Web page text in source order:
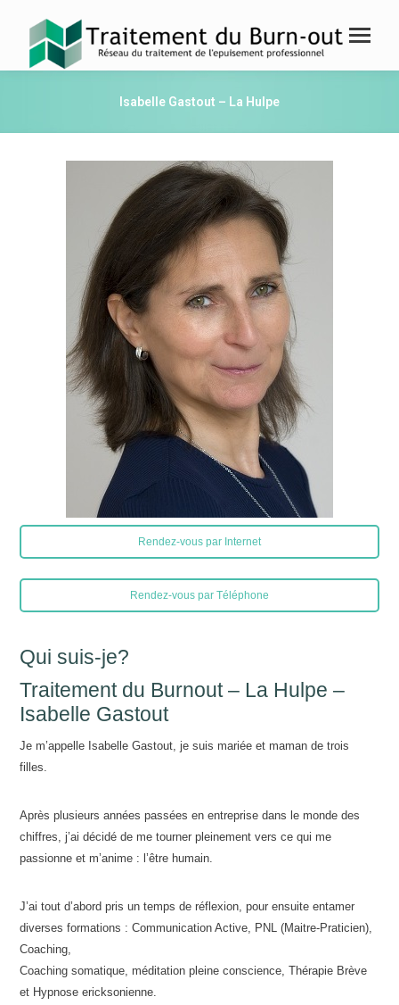
Isabelle Gastout – La Hulpe
Qui suis-je?
Traitement du Burnout – La Hulpe –
Isabelle Gastout
Je m’appelle Isabelle Gastout, je suis mariée et maman de trois
filles.
Après plusieurs années passées en entreprise dans le monde des
chiffres, j’ai décidé de me tourner pleinement vers ce qui me
passionne et m’anime : l’être humain.
J’ai tout d’abord pris un temps de réflexion, pour ensuite entamer
diverses formations : Communication Active, PNL (Maitre-Praticien),
Coaching,
Coaching somatique, méditation pleine conscience, Thérapie Brève
et Hypnose ericksonienne.
Rendez-vous par Internet
Rendez-vous par Téléphone